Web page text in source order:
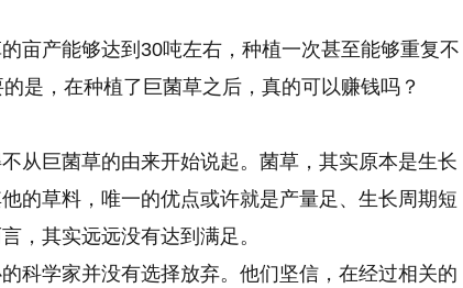
亩产能够达到30吨左右，种植一次甚至能够重复不
是，在种植了巨菌草之后，真的可以赚钱吗？
从巨菌草的由来开始说起。菌草，其实原本是生长
的草料，唯一的优点或许就是产量足、生长周期短
，其实远远没有达到满足。
科学家并没有选择放弃。他们坚信，在经过相关的